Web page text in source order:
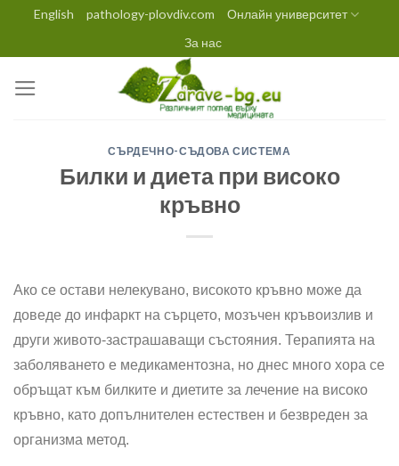
content
English pathology-plovdiv.com
Онлайн университет
За нас
СЪРДЕЧНО-СЪДОВА СИСТЕМА
Билки и диета при високо
кръвно
Ако се остави нелекувано, високото кръвно може да
доведе до инфаркт на сърцето, мозъчен кръвоизлив и
други живото-застрашаващи състояния. Терапията на
заболяването е медикаментозна, но днес много хора се
обръщат към билките и диетите за лечение на високо
кръвно, като допълнителен естествен и безвреден за
организма метод.